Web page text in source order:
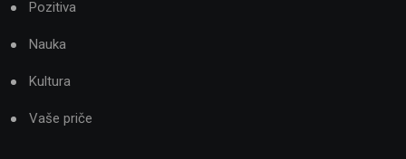
Pozitiva
Nauka
Kultura
Vaše priče